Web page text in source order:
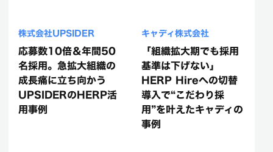
株式会社UPSIDER
応募数10倍＆年間50
名採用。急拡大組織の
成長痛に立ち向かう
UPSIDERのHERP活
用事例
キャディ株式会社
「組織拡大期でも採用
基準は下げない」
HERP Hireへの切替
導入で“こだわり採
用”を叶えたキャディの
事例